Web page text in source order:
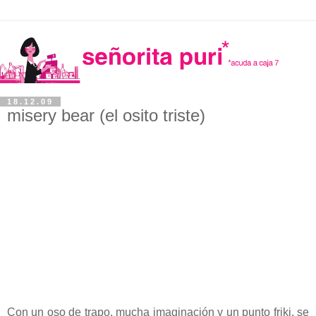
18.12.09
misery bear (el osito triste)
Con un oso de trapo, mucha imaginación y un punto friki, se